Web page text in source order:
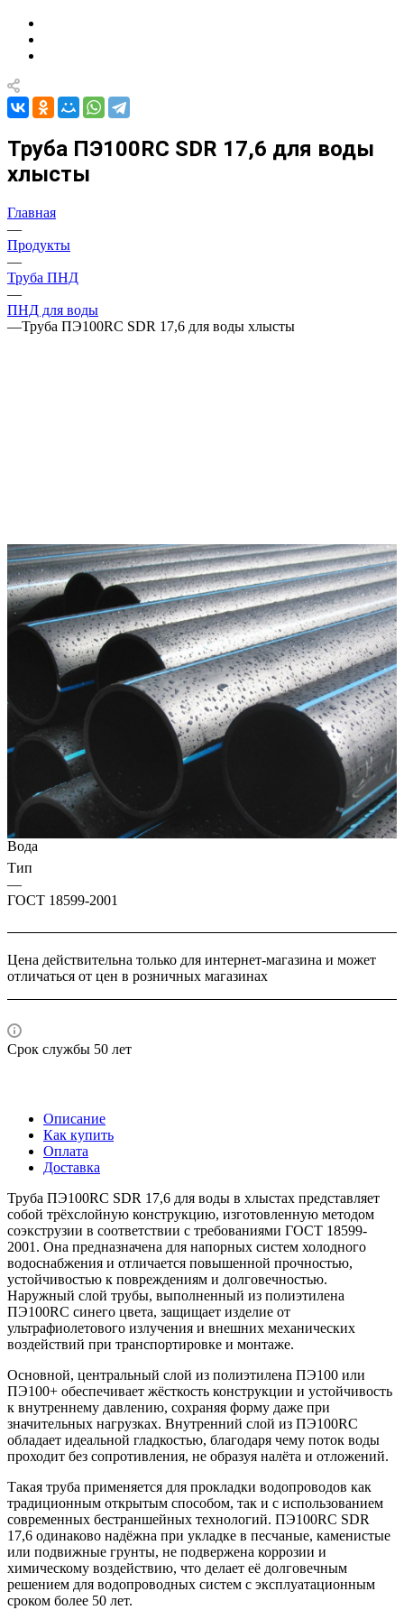
Труба ПЭ100RC SDR 17,6 для воды
хлысты
Главная
—
Продукты
—
Труба ПНД
—
ПНД для воды
—Труба ПЭ100RC SDR 17,6 для воды хлысты
Характеристики
ПЭ-100
Назначение
—
Вода
Тип
—
ГОСТ 18599-2001
Цена действительна только для интернет-магазина и может
отличаться от цен в розничных магазинах
Срок службы 50 лет
Описание
Как купить
Оплата
Доставка
Труба ПЭ100RC SDR 17,6 для воды в хлыстах представляет
собой трёхслойную конструкцию, изготовленную методом
соэкструзии в соответствии с требованиями ГОСТ 18599-
2001. Она предназначена для напорных систем холодного
водоснабжения и отличается повышенной прочностью,
устойчивостью к повреждениям и долговечностью.
Наружный слой трубы, выполненный из полиэтилена
ПЭ100RC синего цвета, защищает изделие от
ультрафиолетового излучения и внешних механических
воздействий при транспортировке и монтаже.
Основной, центральный слой из полиэтилена ПЭ100 или
ПЭ100+ обеспечивает жёсткость конструкции и устойчивость
к внутреннему давлению, сохраняя форму даже при
значительных нагрузках. Внутренний слой из ПЭ100RC
обладает идеальной гладкостью, благодаря чему поток воды
проходит без сопротивления, не образуя налёта и отложений.
Такая труба применяется для прокладки водопроводов как
традиционным открытым способом, так и с использованием
современных бестраншейных технологий. ПЭ100RC SDR
17,6 одинаково надёжна при укладке в песчаные, каменистые
или подвижные грунты, не подвержена коррозии и
химическому воздействию, что делает её долговечным
решением для водопроводных систем с эксплуатационным
сроком более 50 лет.